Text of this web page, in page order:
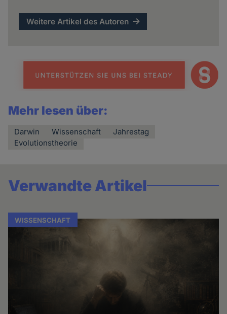
Weitere Artikel des Autoren
Mehr lesen über:
Darwin Wissenschaft
Jahrestag
Evolutionstheorie
Verwandte Artikel
WISSENSCHAFT